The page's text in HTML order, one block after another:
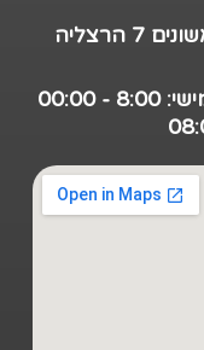
7 הרצליה
- 00:00